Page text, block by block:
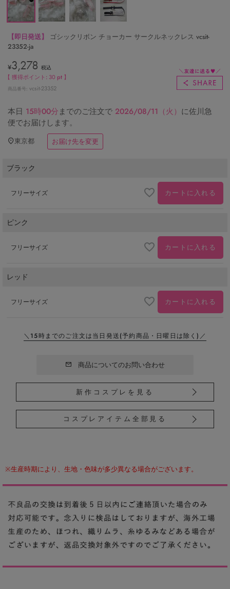
【即日発送】
ゴシックリボン チョーカー サークルネックレス vcsit-
23352-ja
¥3,278 税込
【 獲得ポイント: 30 pt 】
商品番号 vcsit-23352
本日 15時00分までのご注文で 2026/08/11（火） に佐川急
便でお届けします。
東京都 お届け先を変更
ブラック
フリーサイズ カートに入れる
ピンク
フリーサイズ カートに入れる
レッド
フリーサイズ カートに入れる
＼15時までのご注文は当日発送(予約商品・日曜日は除く)／
商品についてのお問い合わせ
新作コスプレを見る
コスプレアイテム全部見る
※生産時期により、生地・色味が多少異なる場合がございます。